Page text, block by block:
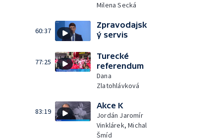
Milena Secká
60:37
Zpravodajsk
ý servis
77:25
Turecké
referendum
Dana
Zlatohlávková
83:19
Akce K
Jordán Jaromír
Vinklárek, Michal
Šmíd